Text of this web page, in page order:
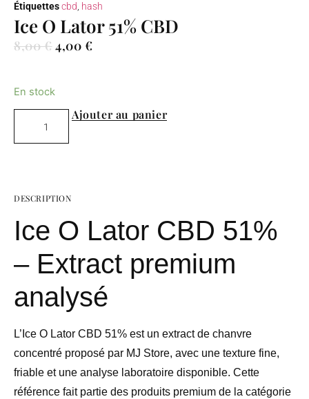
Étiquettescbd hash
Ice O Lator 51% CBD
8,00€ 4,00€
Ajouter au panier
DESCRIPTION
Ice O Lator CBD 51%
– Extract premium
analysé
L’ Ice O Lator CBD 51% est un extract de chanvre
concentré proposé par MJ Store, avec une texture fine,
friable et une analyse laboratoire disponible. Cette
référence fait partie des produits premium de la catégorie